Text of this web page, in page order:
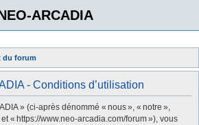
ARCADIA
du forum
- Conditions d’utilisation
» (ci-après dénommé « nous », « notre »,
« https://www.neo-arcadia.com/forum »), vous